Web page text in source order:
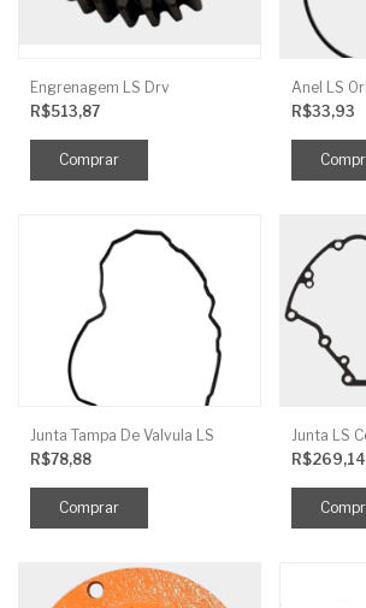
Engrenagem LS Drv
R$513,87
R$33,93
Junta Tampa De Valvula LS
R$78,88
R$269,14